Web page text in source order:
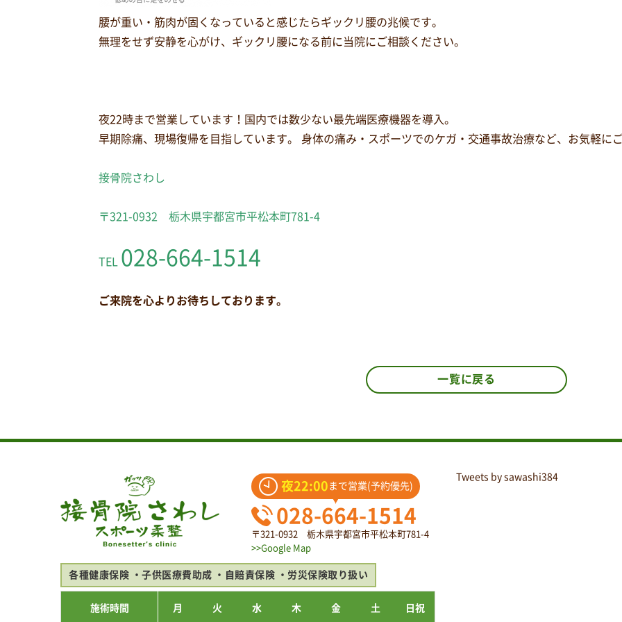
腰が重い・筋肉が固くなっていると感じたらギックリ腰の兆候です。
無理をせず安静を心がけ、ギックリ腰になる前に当院にご相談ください。
夜22時まで営業しています！国内では数少ない最先端医療機器を導入。
早期除痛、現場復帰を目指しています。 身体の痛み・スポーツでのケガ・交通事故治療など、お気軽に
接骨院さわし
〒321-0932 栃木県宇都宮市平松本町781-4
TEL 028-664-1514
ご来院を心よりお待ちしております。
一覧に戻る
夜22:00 まで営業(予約優先)
028-664-1514
〒321-0932 栃木県宇都宮市平松本町781-4
>>Google Map
各種健康保険 子供医療費助成 自賠責保険 労災保険取り扱い
施術時間 月 火 水 木 金 土 日祝
Tweets by sawashi384